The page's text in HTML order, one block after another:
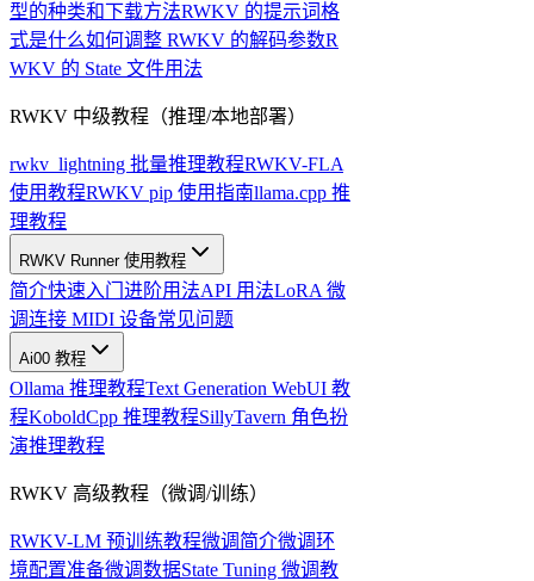
型的种类和下载方法RWKV 的提示词格
式是什么如何调整 RWKV 的解码参数R
WKV 的 State 文件用法
RWKV 中级教程（推理/本地部署）
rwkv_lightning 批量推理教程RWKV-FLA
使用教程RWKV pip 使用指南llama.cpp 推
理教程
RWKV Runner 使用教程
简介快速入门 进阶用法API 用法LoRA 微
调连接 MIDI 设备常见问题
Ai00 教程
Ollama 推理教程Text Generation WebUI 教
程KoboldCpp 推理教程SillyTavern 角色扮
演推理教程
RWKV 高级教程（微调/训练）
RWKV-LM 预训练教程微调简介微调环
境配置准备微调数据State Tuning 微调教